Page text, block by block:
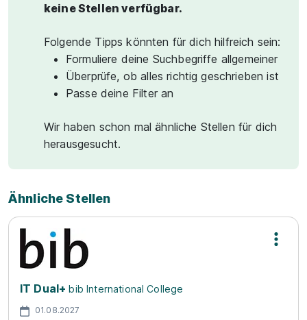
keine Stellen verfügbar.
Folgende Tipps könnten für dich hilfreich sein:
Formuliere deine Suchbegriffe allgemeiner
Überprüfe, ob alles richtig geschrieben ist
Passe deine Filter an
Wir haben schon mal ähnliche Stellen für dich
herausgesucht.
Ähnliche Stellen
IT Dual+ bib International College
01.08.2027